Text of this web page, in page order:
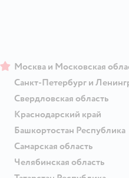
Москва и Московская
Санкт-Петербург и
Свердловская область
Краснодарский край
Башкортостан Республика
Самарская область
Челябинская область